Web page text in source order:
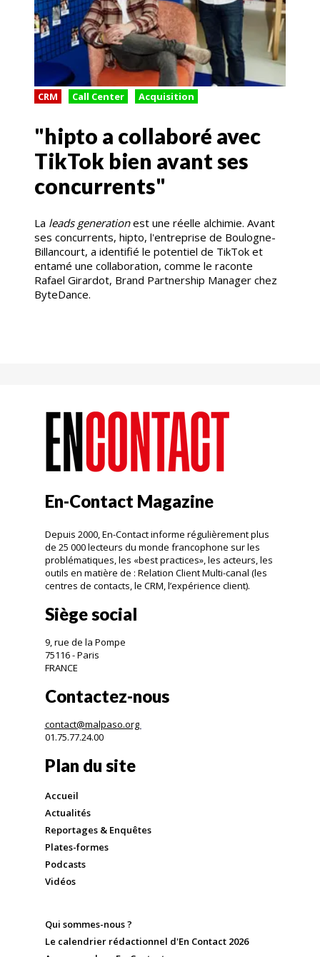
CRM Call Center Acquisition
"hipto a collaboré avec
TikTok bien avant ses
concurrents"
La leads generationest une réelle alchimie. Avant
ses concurrents, hipto, l'entreprise de Boulogne-
Billancourt, a identifié le potentiel de TikTok et
entamé une collaboration, comme le raconte
Rafael Girardot, Brand Partnership Manager chez
ByteDance.
En-Contact Magazine
Depuis 2000, En-Contact informe régulièrement plus
de 25 000 lecteurs du monde francophone sur les
problématiques, les «best practices», les acteurs, les
outils en matière de : Relation Client Multi-canal (les
centres de contacts, le CRM, l’expérience client).
Siège social
9, rue de la Pompe
75116 - Paris
FRANCE
Contactez-nous
contact@malpaso.org
01.75.77.24.00
Plan du site
Accueil
Actualités
Reportages & Enquêtes
Plates-formes
Podcasts
Vidéos
Qui sommes-nous ?
Le calendrier rédactionnel d'En Contact 2026